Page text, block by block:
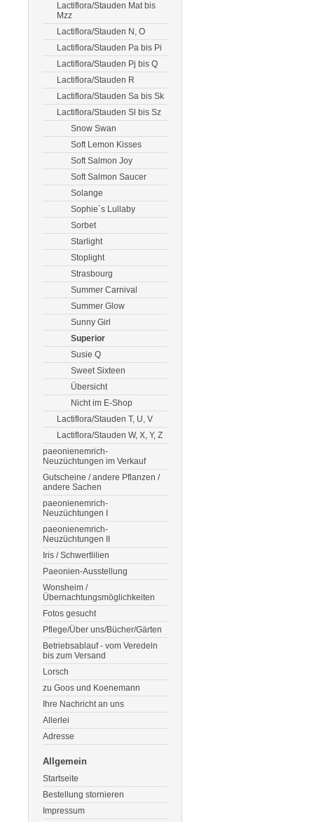
Lactiflora/Stauden Mat bis
Mzz
Lactiflora/Stauden N, O
Lactiflora/Stauden Pa bis Pi
Lactiflora/Stauden Pj bis Q
Lactiflora/Stauden R
Lactiflora/Stauden Sa bis Sk
Lactiflora/Stauden Sl bis Sz
Snow Swan
Soft Lemon Kisses
Soft Salmon Joy
Soft Salmon Saucer
Solange
Sophie´s Lullaby
Sorbet
Starlight
Stoplight
Strasbourg
Summer Carnival
Summer Glow
Sunny Girl
Superior
Susie Q
Sweet Sixteen
Übersicht
Nicht im E-Shop
Lactiflora/Stauden T, U, V
Lactiflora/Stauden W, X, Y, Z
paeonienemrich-
Neuzüchtungen im Verkauf
Gutscheine / andere Pflanzen /
andere Sachen
paeonienemrich-
Neuzüchtungen I
paeonienemrich-
Neuzüchtungen II
Iris / Schwertlilien
Paeonien-Ausstellung
Wonsheim /
Übernachtungsmöglichkeiten
Fotos gesucht
Pflege/Über uns/Bücher/Gärten
Betriebsablauf - vom Veredeln
bis zum Versand
Lorsch
zu Goos und Koenemann
Ihre Nachricht an uns
Allerlei
Adresse
Allgemein
Startseite
Bestellung stornieren
Impressum